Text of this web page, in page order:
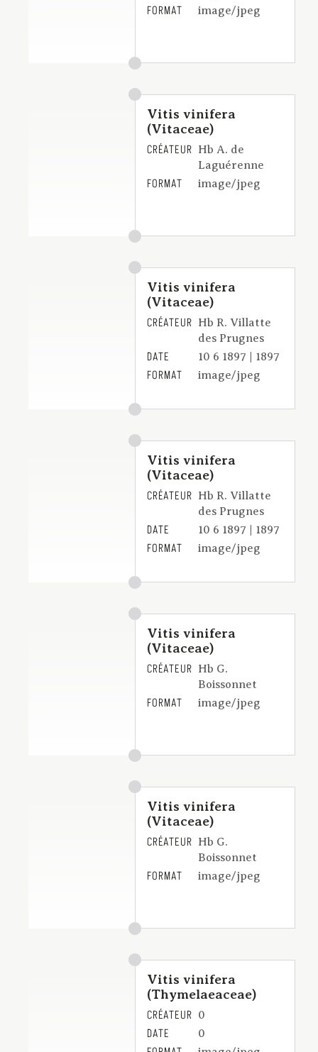
FORMAT image/jpeg
Vitis vinifera
(Vitaceae)
CRÉATEUR Hb A. de
Laguérenne
FORMAT image/jpeg
Vitis vinifera
(Vitaceae)
CRÉATEUR Hb R. Villatte
des Prugnes
DATE 10 6 1897 | 1897
FORMAT image/jpeg
Vitis vinifera
(Vitaceae)
CRÉATEUR Hb R. Villatte
des Prugnes
DATE 10 6 1897 | 1897
FORMAT image/jpeg
Vitis vinifera
(Vitaceae)
CRÉATEUR Hb G.
Boissonnet
FORMAT image/jpeg
Vitis vinifera
(Vitaceae)
CRÉATEUR Hb G.
Boissonnet
FORMAT image/jpeg
Vitis vinifera
(Thymelaeaceae)
CRÉATEUR 0
DATE 0